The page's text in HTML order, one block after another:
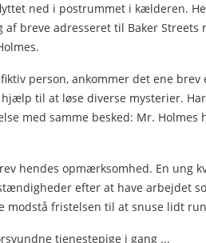
ned i postrummet i kælderen.
breve adresseret til Baker Streets
person, ankommer det ene brev
til at løse diverse mysterier.
med samme besked: Mr. Holmes
hendes opmærksomhed. En ung
efter at have arbejdet
modstå fristelsen til at snuse lidt
tjenestepige i gang ...